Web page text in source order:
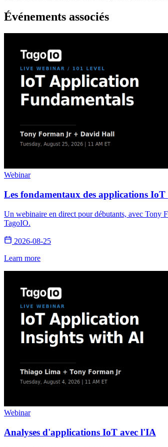
Événements associés
Webinar
Les fondamentaux des applications IoT
Un webinaire en direct pour débutants, avec Tony
TagoIO.
2026-08-25
Learn more
Webinar
Analyses d'applications IoT avec l'IA